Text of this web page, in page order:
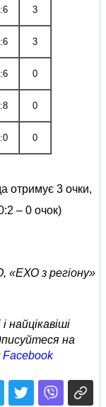
3
3
0
0
0
отримує 3 очки,
– 0 очок)
«ЕХО з регіону»
найцікавіші
на
Facebook